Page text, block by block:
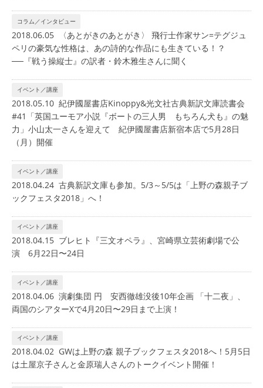
コラム／インタビュー
2018.06.05 〈あとがきのあとがき〉 飛行士作家サン=テグジュ
ペリの豪気な性格は、あの詩的な作品にも生きている！？
──『戦う操縦士』の訳者・鈴木雅生さんに聞く
イベント／講座
2018.05.10 紀伊國屋書店Kinoppy&光文社古典新訳文庫読書会
#41「英国ユーモア小説『ボートの三人男 もちろん犬も』の魅
力」小山太一さんを迎えて 紀伊國屋書店新宿本店で5月28日
（月）開催
イベント／講座
2018.04.24 古典新訳文庫も参加。5/3～5/5は「上野の森親子ブ
ックフェスタ2018」へ！
イベント／講座
2018.04.15 ブレヒト『三文オペラ』、宮崎県立芸術劇場で公
演 6月22日〜24日
イベント／講座
2018.04.06 演劇集団 円 安西徹雄没後10年企画 「十二夜」、
両国のシアターXで4月20日〜29日まで上演！
イベント／講座
2018.04.02 GWは上野の森 親子ブックフェスタ2018へ！5月5日
は土屋京子さんと金原瑞人さんのトークイベント開催！